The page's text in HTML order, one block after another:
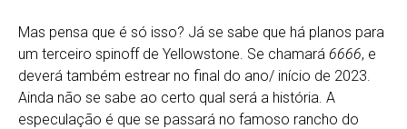
Mas pensa que é só isso? Já se sabe que há planos para
um terceiro spinoff de Yellowstone. Se chamará 6666, e
deverá também estrear no final do ano/ início de 2023.
Ainda não se sabe ao certo qual será a história. A
especulação é que se passará no famoso rancho do